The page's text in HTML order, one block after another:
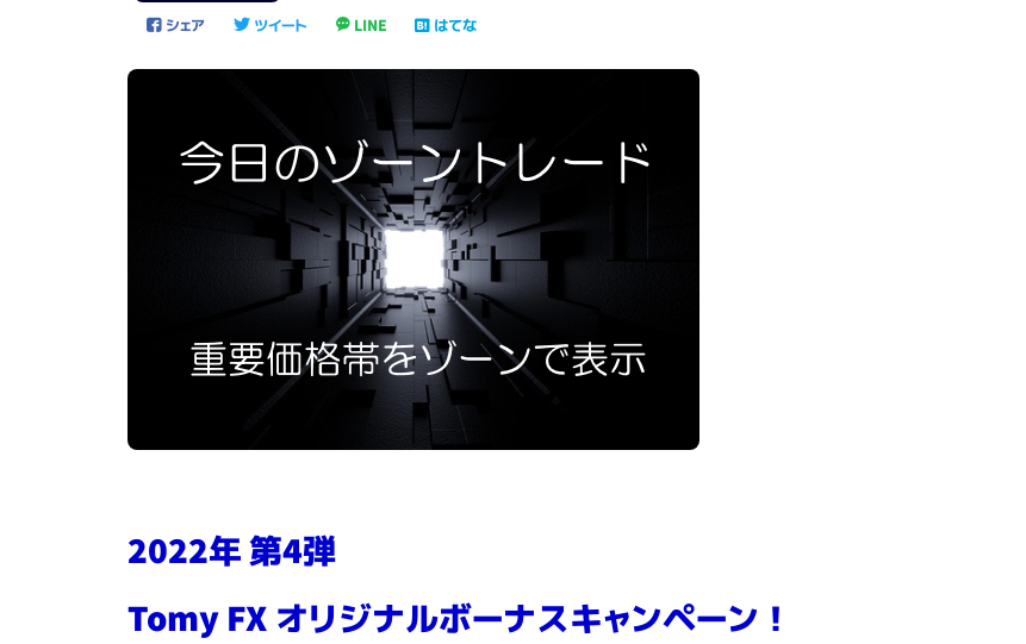
シェア ツイート LINE はてな
2022年 第4弾
Tomy FX オリジナルボーナスキャンペーン ！